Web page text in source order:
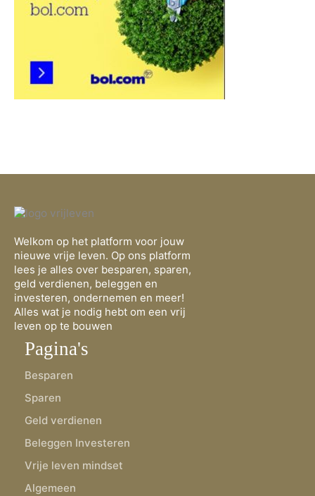
Welkom op het platform voor jouw
nieuwe vrije leven. Op ons platform
lees je alles over besparen, sparen,
geld verdienen, beleggen en
investeren, ondernemen en meer!
Alles wat je nodig hebt om een vrij
leven op te bouwen
Pagina's
Besparen
Sparen
Geld verdienen
Beleggen Investeren
Vrije leven mindset
Algemeen